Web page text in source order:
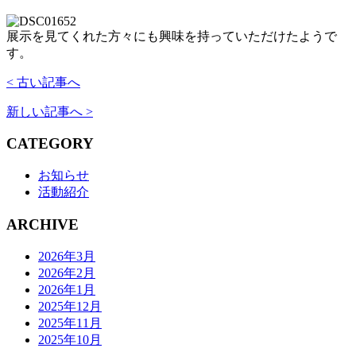
展示を見てくれた方々にも興味を持っていただけたようで
す。
< 古い記事へ
新しい記事へ >
CATEGORY
お知らせ
活動紹介
ARCHIVE
2026年3月
2026年2月
2026年1月
2025年12月
2025年11月
2025年10月